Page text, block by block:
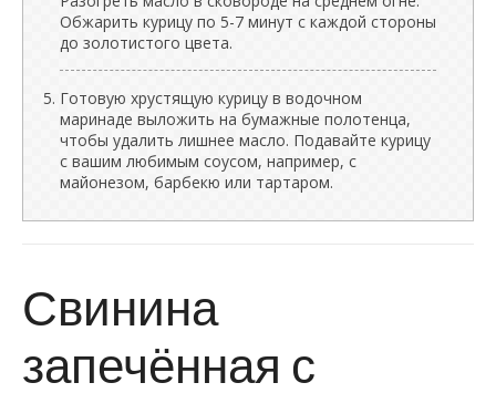
Обжарить курицу по 5-7 минут с каждой стороны
до золотистого цвета.
Готовую хрустящую курицу в водочном
маринаде выложить на бумажные полотенца,
чтобы удалить лишнее масло. Подавайте курицу
с вашим любимым соусом, например, с
майонезом, барбекю или тартаром.
Свинина
запечённая с